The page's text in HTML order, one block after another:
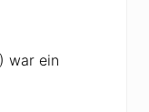
war ein